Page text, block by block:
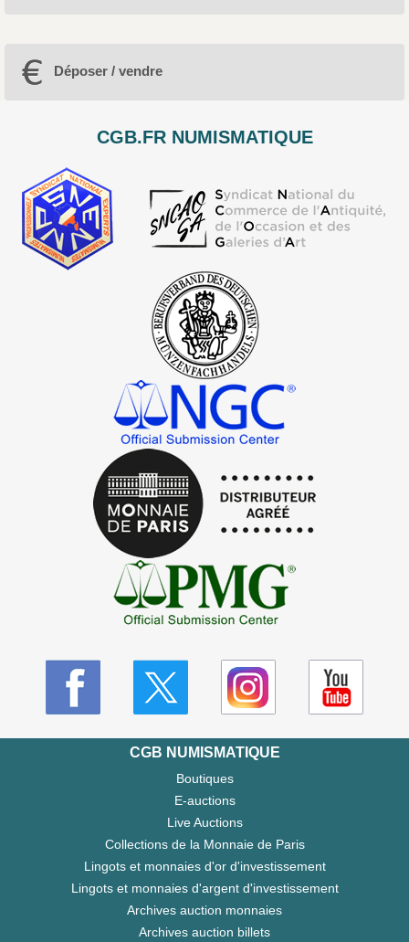
Déposer / vendre
CGB.FR NUMISMATIQUE
CGB NUMISMATIQUE
Boutiques
E-auctions
Live Auctions
Collections de la Monnaie de Paris
Lingots et monnaies d'or d'investissement
Lingots et monnaies d'argent d'investissement
Archives auction monnaies
Archives auction billets